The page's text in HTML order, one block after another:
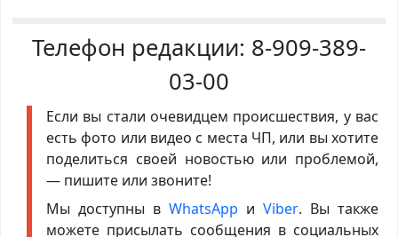
Телефон редакции: 8-909-389-
03-00
Если вы стали очевидцем происшествия, у вас
есть фото или видео с места ЧП, или вы хотите
поделиться своей новостью или проблемой,
— пишите или звоните!
Мы доступны в WhatsApp иViber. Вы также
можете присылать сообщения в социальных